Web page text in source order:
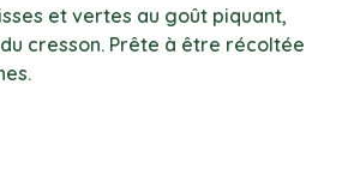
et vertes au goût piquant,
cresson. Prête à être récoltée